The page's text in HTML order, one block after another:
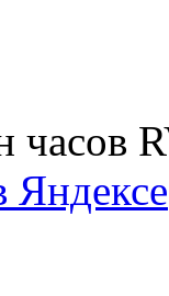
часов
Яндексе